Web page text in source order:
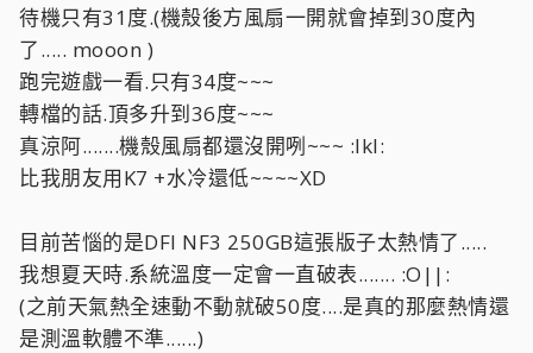
待機只有31度.(機殼後方風扇一開就會掉到30度內
了..... mooon )
跑完遊戲一看.只有34度~~~
轉檔的話.頂多升到36度~~~
真涼阿.......機殼風扇都還沒開咧~~~ :lkl:
比我朋友用K7 +水冷還低~~~~XD
目前苦惱的是DFI NF3 250GB這張版子太熱情了.....
我想夏天時.系統溫度一定會一直破表....... :O||:
(之前天氣熱全速動不動就破50度....是真的那麼熱情還
是測溫軟體不準......)